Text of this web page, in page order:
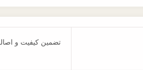
تضمین کیفیت و